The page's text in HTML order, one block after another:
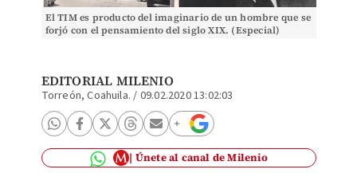
El TIM es producto del imaginario de un hombre que se
forjó con el pensamiento del siglo XIX. (Especial)
EDITORIAL MILENIO
Torreón, Coahuila. / 09.02.2020 13:02:03
Únete al canal de Milenio